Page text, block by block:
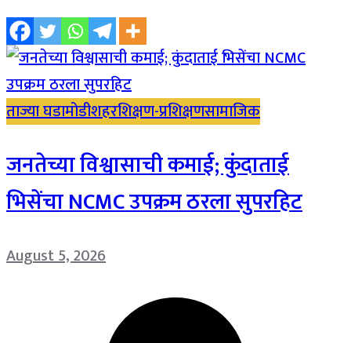
ताज्या घडामोडीशहरशिक्षण-प्रशिक्षणसामाजिक
जनतेच्या विश्वासाची कमाई; कुंदाताई
भिसेंचा NCMC उपक्रम ठरला सुपरहिट
August 5, 2026